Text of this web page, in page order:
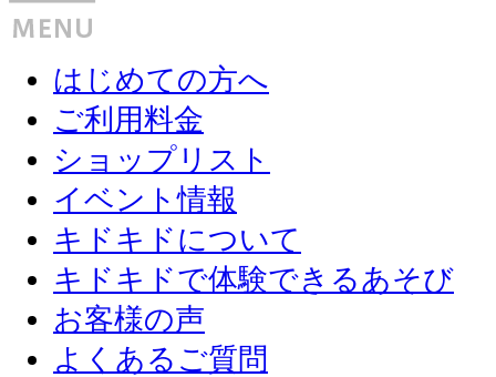
はじめての方へ
ご利用料金
ショップリスト
イベント情報
キドキドについて
キドキドで体験できるあそび
お客様の声
よくあるご質問